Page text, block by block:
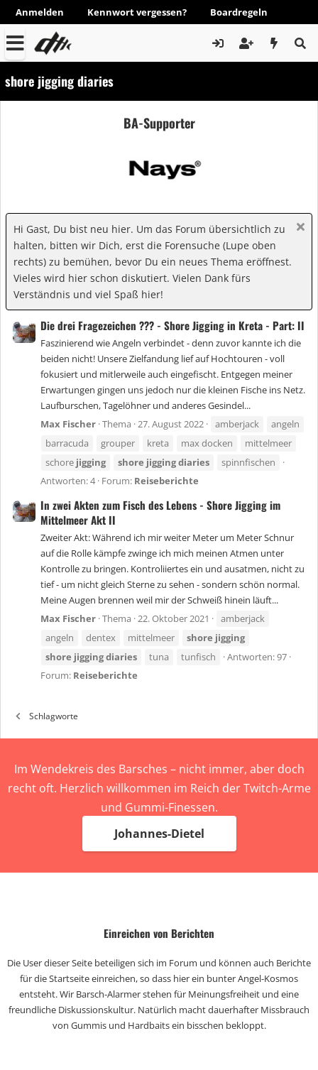
Anmelden Kennwort vergessen? Boardregeln
shore jigging diaries
BA-Supporter
Hi Gast, Du bist neu hier. Um das Forum übersichtlich zu
halten, bitten wir Dich, erst die Forensuche (Lupe oben
rechts) zu bemühen, bevor Du ein neues Thema eröffnest.
Vieles wird hier schon diskutiert. Vielen Dank fürs
Verständnis und viel Spaß hier!
Die drei Fragezeichen ??? - Shore Jigging in Kreta - Part: II
Faszinierend wie Angeln verbindet - denn zuvor kannte ich die
beiden nicht! Unsere Zielfandung lief auf Hochtouren - voll
fokusiert und mitlerweile auch eingefischt. Entgegen meiner
Erwartungen gingen uns jedoch nur die kleinen Fische ins Netz.
Laufburschen, Tagelöhner und anderes Gesindel...
Max Fischer Thema 27. August 2022 amberjack
angeln
barracuda
grouper kreta max docken
mittelmeer
schore jigging shore jiggingdiaries
spinnfischen
Antworten: 4 Forum: Reiseberichte
In zwei Akten zum Fisch des Lebens - Shore Jigging im
Mittelmeer Akt II
Zweiter Akt: Während ich mir weiter Meter um Meter Schnur
auf die Rolle kämpfe zwinge ich mich meinen Atmen unter
Kontrolle zu bringen. Kontroliiertes ein und ausatmen, nicht zu
tief - um nicht gleich Sterne zu sehen - sondern schön normal.
Meine Augen brennen weil mir der Schweiß hinein läuft...
Max Fischer Thema 22. Oktober 2021
amberjack
angeln
dentex mittelmeer shore jigging
shore jiggingdiaries tuna tunfisch
Antworten: 97
Forum: Reiseberichte
Schlagworte
Im Wendekreis des Barsches – nicht immer, aber doch
recht oft. Herzlich willkommen im Reich der Twitch-Arme
und Gummi-Finessen.
Johannes-Dietel
Einreichen von Berichten
Die User dieser Seite beteiligen sich im Forum und können auch Berichte
für die Startseite einreichen, so dass hier ein bunter Angel-Kosmos
entsteht. Wir Barsch-Alarmer stehen für Meinungsfreiheit und eine
freundliche Diskussionskultur. Natürlich macht dauerhafter Missbrauch
von Gummis und Hardbaits ein bisschen bekloppt.